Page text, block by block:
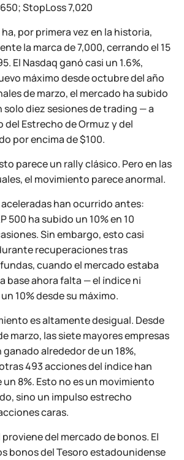
StopLoss 7,020
ha, por primera vez en la historia,
la marca de 7,000, cerrando el 15
El Nasdaq ganó casi un 1.6%,
máximo desde octubre del año
de marzo, el mercado ha subido
solo diez sesiones de trading — a
del Estrecho de Ormuz y del
por encima de $100.
parece un rally clásico. Pero en las
el movimiento parece anormal.
han ocurrido antes:
500 ha subido un 10% en 10
Sin embargo, esto casi
recuperaciones tras
cuando el mercado estaba
base ahora falta — el índice ni
10% desde su máximo.
es altamente desigual. Desde
marzo, las siete mayores empresas
alrededor de un 18%,
493 acciones del índice han
8%. Esto no es un movimiento
sino un impulso estrecho
caras.
del mercado de bonos. El
bonos del Tesoro estadounidense